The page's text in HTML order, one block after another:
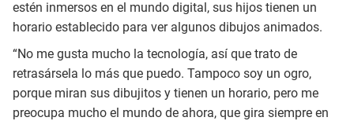
estén inmersos en el mundo digital, sus hijos tienen un
horario establecido para ver algunos dibujos animados.
“No me gusta mucho la tecnología, así que trato de
retrasársela lo más que puedo. Tampoco soy un ogro,
porque miran sus dibujitos y tienen un horario, pero me
preocupa mucho el mundo de ahora, que gira siempre en